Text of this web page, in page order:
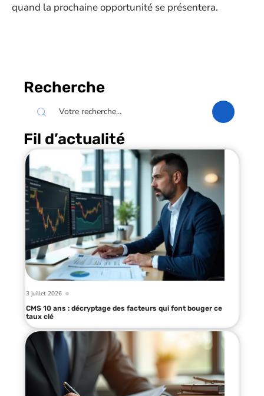
quand la prochaine opportunité se présentera.
Recherche
Fil d’actualité
3 juillet 2026
CMS 10 ans : décryptage des facteurs qui font bouger ce
taux clé